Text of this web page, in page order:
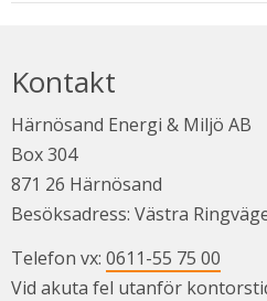
Kontakt
Härnösand Energi & Miljö AB
Box 304
871 26 Härnösand
Besöksadress: Västra
Telefon vx: 0611-55 75 00
Vid akuta fel utanför